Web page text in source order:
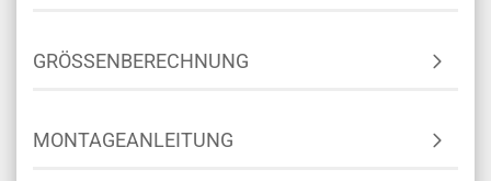
GRÖSSENBERECHNUNG
MONTAGEANLEITUNG